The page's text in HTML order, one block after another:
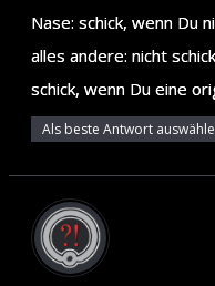
Nase: schick, wenn Du
alles andere: nicht
schick, wenn Du eine
Als beste Antwort